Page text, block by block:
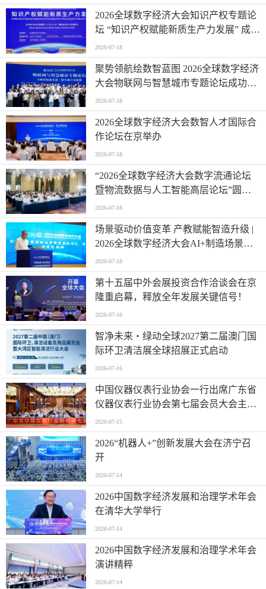
2026全球数字经济大会知识产权专题论
坛 “知识产权赋能新质生产力发展” 成功
举办
2026-07-18
聚势领航绘数智蓝图 2026全球数字经济
大会物联网与智慧城市专题论坛成功举
办
2026-07-18
2026全球数字经济大会数智人才国际合
作论坛在京举办
2026-07-18
“2026全球数字经济大会数字流通论坛
暨物流数据与人工智能高层论坛”圆满
成功举办
2026-07-18
场景驱动价值变革 产教赋能智造升级 |
2026全球数字经济大会AI+制造场景落
地国际论坛成功举办
2026-07-18
第十五届中外会展投资合作洽谈会在京
隆重启幕，释放全年发展关键信号！
2026-07-16
智净未来・绿动全球2027第二届澳门国
际环卫清洁展全球招展正式启动
2026-07-16
中国仪器仪表行业协会一行出席广东省
仪器仪表行业协会第七届会员大会主题
活动并进行走访交流
2026-07-15
2026“机器人+”创新发展大会在济宁召
开
2026-07-14
2026中国数字经济发展和治理学术年会
在清华大学举行
2026-07-14
2026中国数字经济发展和治理学术年会
演讲精粹
2026-07-14